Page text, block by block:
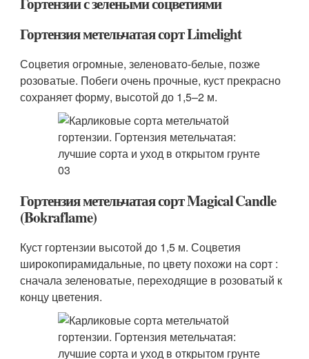
Гортензия метельчатая сорт Limelight
Соцветия огромные, зеленовато-белые, позже
розоватые. Побеги очень прочные, куст прекрасно
сохраняет форму, высотой до 1,5–2 м.
Гортензия метельчатая сорт Magical Candle
(Bokraflame)
Куст гортензии высотой до 1,5 м. Соцветия
широкопирамидальные, по цвету похожи на сорт :
сначала зеленоватые, переходящие в розоватый к
концу цветения.